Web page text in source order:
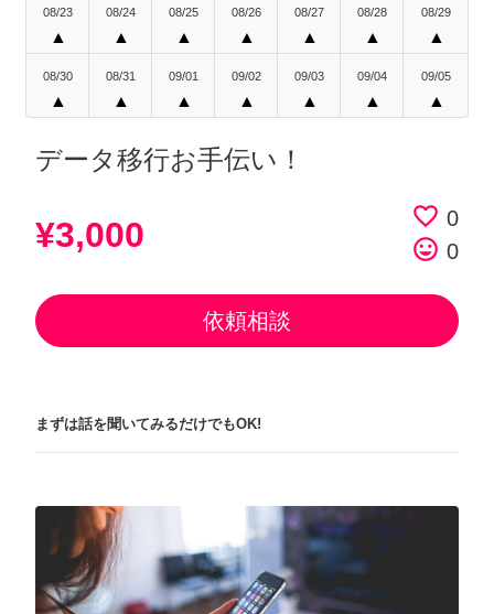
08/23
▲
08/24
▲
08/25
▲
08/26
▲
08/27
▲
08/28
▲
08/29
▲
08/30
▲
08/31
▲
09/01
▲
09/02
▲
09/03
▲
09/04
▲
09/05
▲
データ移行お手伝い！
¥3,000 favorite_border 0
tag_faces 0
依頼相談
まずは話を聞いてみるだけでもOK!